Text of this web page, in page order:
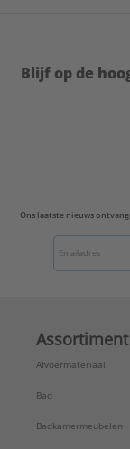
Blijf op de
Ons laatste nieuws
Assortiment
Afvoermateriaal
Bad
Badkamermeubelen